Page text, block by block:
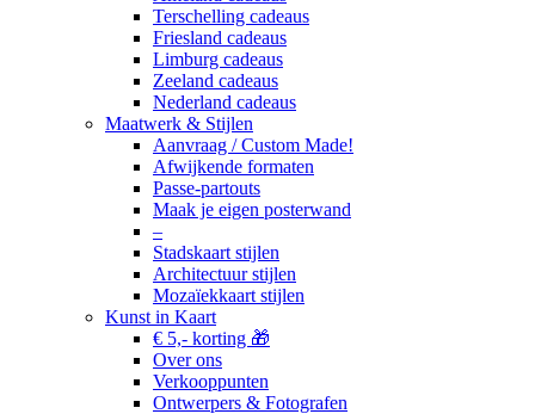
Terschelling cadeaus
Friesland cadeaus
Limburg cadeaus
Zeeland cadeaus
Nederland cadeaus
Maatwerk & Stijlen
Aanvraag / Custom Made!
Afwijkende formaten
Passe-partouts
Maak je eigen posterwand
–
Stadskaart stijlen
Architectuur stijlen
Mozaïekkaart stijlen
Kunst in Kaart
€ 5,- korting 🎁
Over ons
Verkooppunten
Ontwerpers & Fotografen